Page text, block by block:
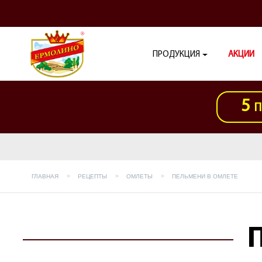
ПРОДУКЦИЯ АКЦИИ
5
ГЛАВНАЯ РЕЦЕПТЫ ОМЛЕТЫ ПЕЛЬМЕНИ В ОМЛЕТЕ